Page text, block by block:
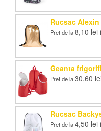
Rucsac Alexin
Pret de la8,10 lei
Geanta
Pret de la30,60
Rucsac
Pret de la4,50 lei